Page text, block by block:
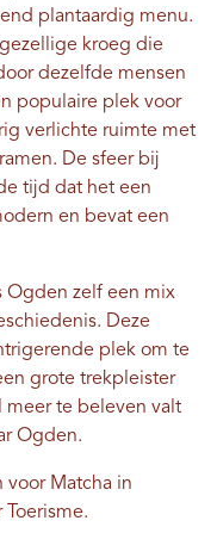
plantaardig menu.
kroeg die
dezelfde mensen
populaire plek voor
verlichte ruimte met
De sfeer bij
tijd dat het een
en bevat een
Ogden zelf een mix
Deze
plek om te
grote trekpleister
meer te beleven valt
Ogden.
voor Matcha in